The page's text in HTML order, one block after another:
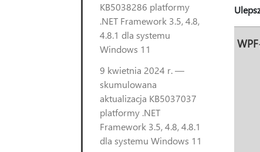
KB5038286 platformy
.NET Framework 3.5, 4.8,
4.8.1 dla systemu
Windows 11
9 kwietnia 2024 r. —
skumulowana
aktualizacja KB5037037
platformy .NET
Framework 3.5, 4.8, 4.8.1
dla systemu Windows 11
WPF